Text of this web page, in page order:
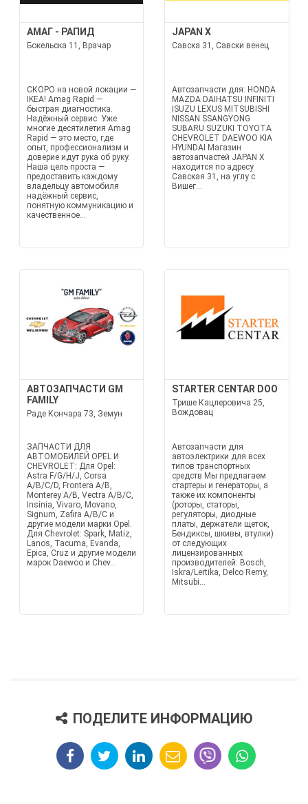
АМАГ - РАПИД
Бокельска 11, Врачар
СКОРО на новой локации —
IKEA! Amag Rapid —
быстрая диагностика.
Надёжный сервис. Уже
многие десятилетия Amag
Rapid — это место, где
опыт, профессионализм и
доверие идут рука об руку.
Наша цель проста —
предоставить каждому
владельцу автомобиля
надёжный сервис,
понятную коммуникацию и
качественное...
JAPAN X
Савска 31, Савски венец
Автозапчасти для: HONDA
MAZDA DAIHATSU INFINITI
ISUZU LEXUS MITSUBISHI
NISSAN SSANGYONG
SUBARU SUZUKI TOYOTA
CHEVROLET DAEWOO KIA
HYUNDAI Магазин
автозапчастей JAPAN X
находится по адресу
Савская 31, на углу с
Вишег...
АВТОЗАПЧАСТИ GM
FAMILY
Раде Кончара 73, Земун
ЗАПЧАСТИ ДЛЯ
АВТОМОБИЛЕЙ OPEL И
CHEVROLET: Для Opel:
Astra F/G/H/J, Corsa
A/B/C/D, Frontera A/B,
Monterey A/B, Vectra A/B/C,
Insinia, Vivaro, Movano,
Signum, Zafira A/B/C и
другие модели марки Opel.
Для Chevrolet: Spark, Matiz,
Lanos, Tacuma, Evanda,
Epica, Cruz и другие модели
марок Daewoo и Chev...
STARTER CENTAR DOO
Трише Кацлеровича 25,
Вождовац
Автозапчасти для
автоэлектрики для всех
типов транспортных
средств Мы предлагаем
стартеры и генераторы, а
также их компоненты
(роторы, статоры,
регуляторы, диодные
платы, держатели щеток,
Бендиксы, шкивы, втулки)
от следующих
лицензированных
производителей: Bosch,
Iskra/Lertika, Delco Remy,
Mitsubi...
ПОДЕЛИТЕ ИНФОРМАЦИЮ